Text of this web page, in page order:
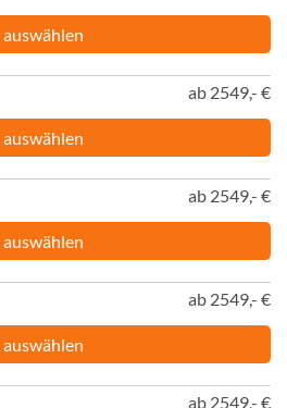
auswählen
ab 2549,- €
auswählen
ab 2549,- €
auswählen
ab 2549,- €
auswählen
ab 2549,- €